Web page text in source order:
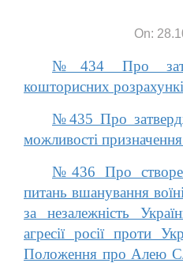
On:
№434 Про
кошторисних
№435 Про
можливості
№436 Про
питань вшанування
за незалежність
агресії росії проти
Положення про Алею